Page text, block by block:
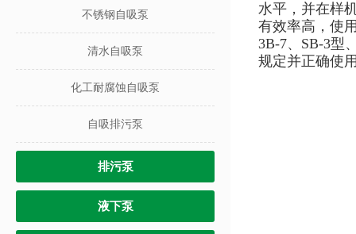
不锈钢自吸泵
清水自吸泵
化工耐腐蚀自吸泵
自吸排污泵
排污泵
液下泵
水平，并在样
有效率高，使
3B-7、SB-3型
规定并正确使